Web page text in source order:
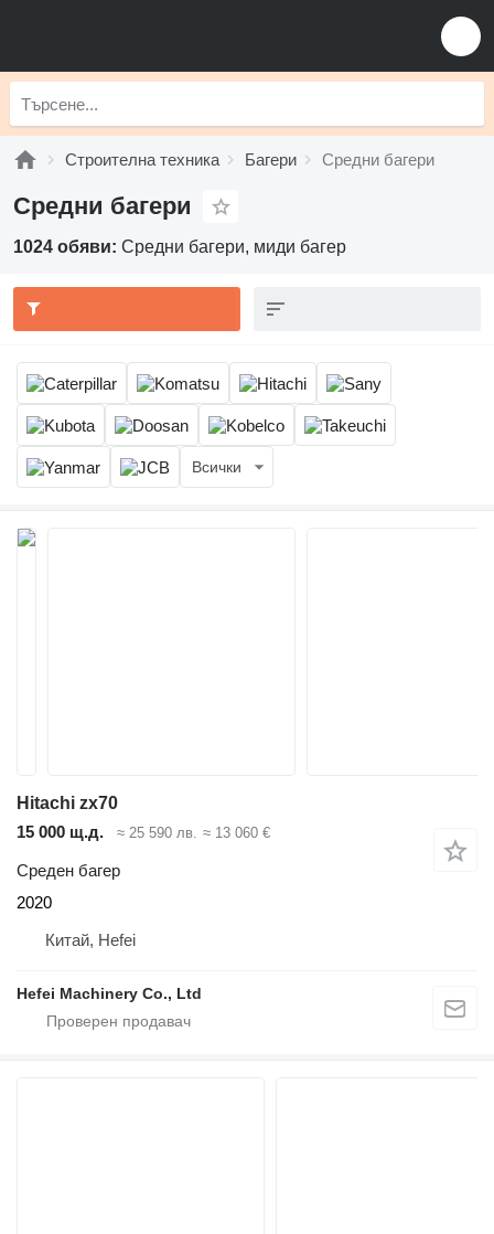
Строителна техника Багери Средни багери
Средни багери
1024 обяви: Средни багери, миди багер
Всички
Hitachi zx70
15 000 щ.д.
≈ 25 590 лв. ≈ 13 060 €
Среден багер
2020
Китай, Hefei
Hefei Machinery Co., Ltd